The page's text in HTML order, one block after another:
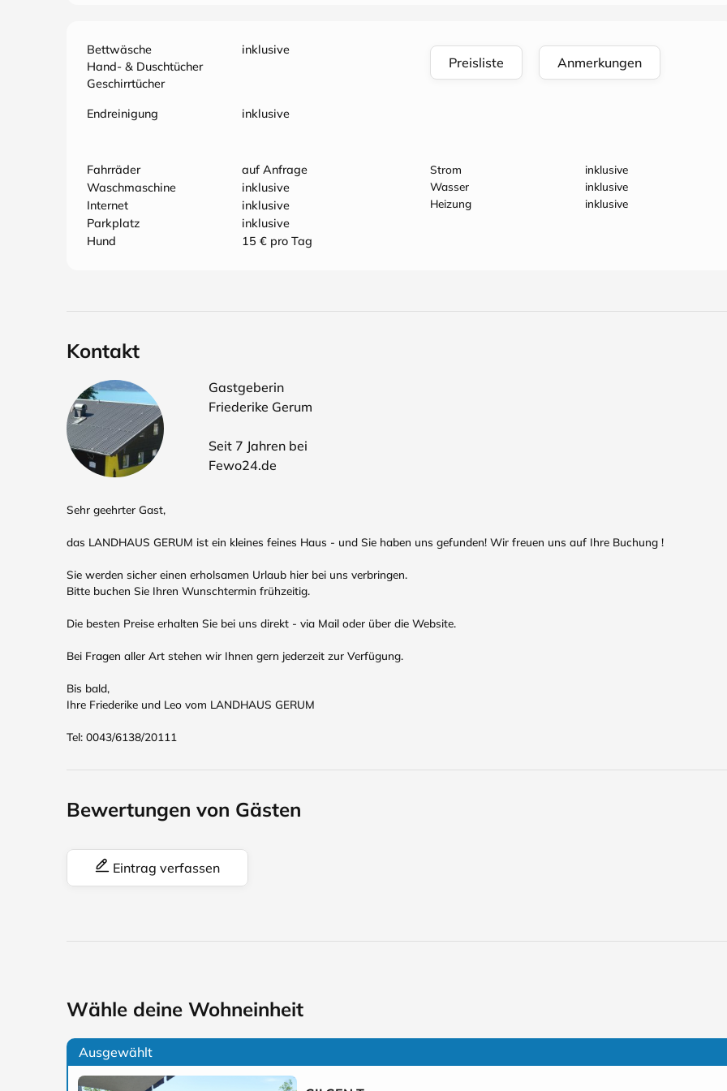
Bettwäsche
Hand- & Duschtücher
Geschirrtücher
inklusive
Endreinigung inklusive
Preisliste Anmerkungen
Fahrräder
auf Anfrage
Waschmaschine
inklusive
Internet
inklusive
Parkplatz
inklusive
Hund
15 € pro Tag
Strom
inklusive
Wasser
inklusive
Heizung
inklusive
Kontakt
Gastgeberin
Friederike Gerum
Seit 7 Jahren bei
Fewo24.de
Sehr geehrter Gast,
das LANDHAUS GERUM ist ein kleines feines Haus - und Sie haben uns gefunden! Wir freuen uns auf Ihre Buchung !
Sie werden sicher einen erholsamen Urlaub hier bei uns verbringen.
Bitte buchen Sie Ihren Wunschtermin frühzeitig.
Die besten Preise erhalten Sie bei uns direkt - via Mail oder über die Website.
Bei Fragen aller Art stehen wir Ihnen gern jederzeit zur Verfügung.
Bis bald,
Ihre Friederike und Leo vom LANDHAUS GERUM
Tel: 0043/6138/20111
Bewertungen von Gästen
Eintrag verfassen
Wähle deine Wohneinheit
Ausgewählt